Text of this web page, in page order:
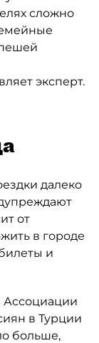
сложно
эксперт.
далеко
от
в городе
и
в Турции
больше,